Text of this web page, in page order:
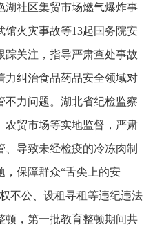
湖社区集贸市场燃气爆炸事
火灾事故等13起国务院安
踪关注，指导严肃查处事故
力纠治食品药品安全领域对
不力问题。湖北省纪检监察
农贸市场等实地监督，严肃
导致未经检疫的冷冻肉制
，保障群众“舌尖上的安
不公、设租寻租等违纪违法
顿，第一批教育整顿期间共